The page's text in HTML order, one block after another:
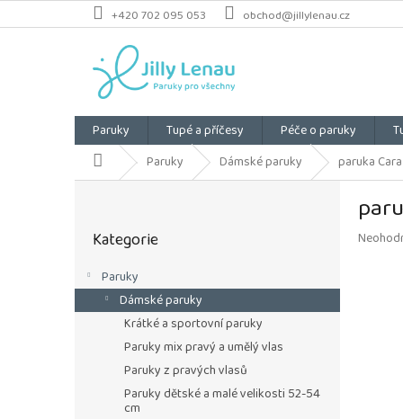
Přejít
na
+420 702 095 053 obchod@jillylenau.cz
Paruky Tupé a příčesy Péče o paruky
Domů Paruky Dámské paruky paruka
P
a
n
kategorie
Kategorie
Paruky
Dámské paruky
Krátké a sportovní paruky
Paruky mix pravý a umělý vlas
Paruky z pravých vlasů
Paruky dětské a malé velikosti 52-54
cm